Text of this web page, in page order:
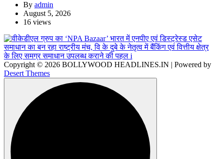
By admin
August 5, 2026
16 views
Copyright © 2026 BOLLYWOOD HEADLINES.IN | Powered by
Desert Themes